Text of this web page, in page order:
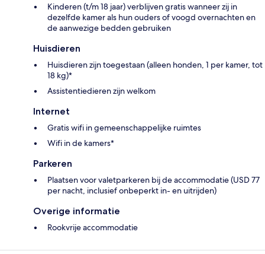
Kinderen (t/m 18 jaar) verblijven gratis wanneer zij in
dezelfde kamer als hun ouders of voogd overnachten en
de aanwezige bedden gebruiken
Huisdieren
Huisdieren zijn toegestaan (alleen honden, 1 per kamer, tot
18 kg)*
Assistentiedieren zijn welkom
Internet
Gratis wifi in gemeenschappelijke ruimtes
Wifi in de kamers*
Parkeren
Plaatsen voor valetparkeren bij de accommodatie (USD 77
per nacht, inclusief onbeperkt in- en uitrijden)
Overige informatie
Rookvrije accommodatie